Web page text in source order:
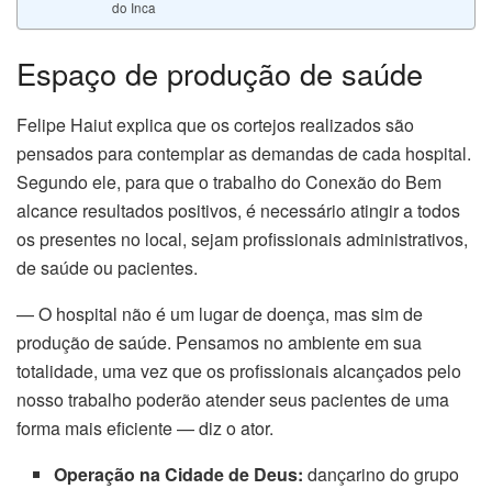
panel
Panel
Panel
panel
do Inca
Espaço de produção de saúde
Felipe Haiut explica que os cortejos realizados são
pensados para contemplar as demandas de cada hospital.
Segundo ele, para que o trabalho do Conexão do Bem
alcance resultados positivos, é necessário atingir a todos
os presentes no local, sejam profissionais administrativos,
de saúde ou pacientes.
— O hospital não é um lugar de doença, mas sim de
produção de saúde. Pensamos no ambiente em sua
totalidade, uma vez que os profissionais alcançados pelo
nosso trabalho poderão atender seus pacientes de uma
forma mais eficiente — diz o ator.
Operação na Cidade de Deus: dançarino do grupo